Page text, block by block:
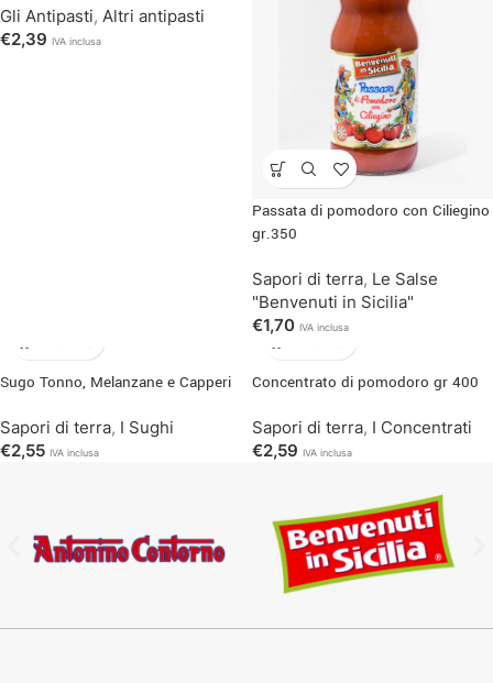
Gli Antipasti, Altri antipasti
€2,39 IVA inclusa
Passata di pomodoro con Ciliegino
gr.350
Sapori di terra, Le Salse
"Benvenuti in Sicilia"
€1,70 IVA inclusa
Sugo Tonno, Melanzane e Capperi
Sapori di terra, I Sughi
€2,55 IVA inclusa
Concentrato di pomodoro gr 400
Sapori di terra, I Concentrati
€2,59 IVA inclusa